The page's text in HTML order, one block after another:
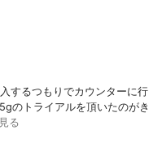
するつもりでカウンターに行
のトライアルを頂いたのがき
る